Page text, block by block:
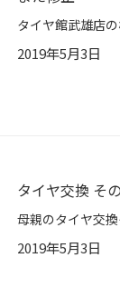
2019年5月3日
タイヤ交換 そ
2019年5月3日